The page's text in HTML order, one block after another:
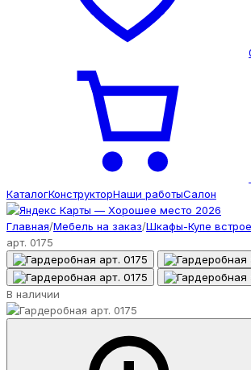
КаталогКонструкторНаши работыСалон
Главная/Мебель на заказ/Шкафы-Купе
арт. 0175
В наличии